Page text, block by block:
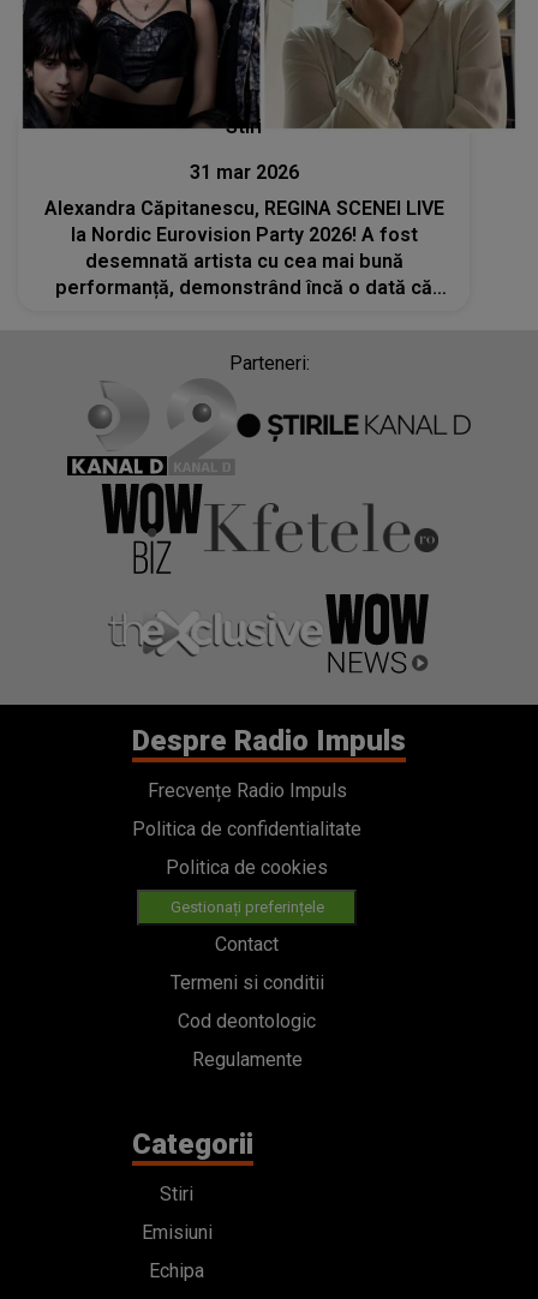
Stiri
31 mar 2026
Alexandra Căpitanescu, REGINA SCENEI LIVE
la Nordic Eurovision Party 2026! A fost
desemnată artista cu cea mai bună
performanță, demonstrând încă o dată că
cariera ei
Parteneri:
Despre Radio Impuls
Frecvențe Radio Impuls
Politica de confidentialitate
Politica de cookies
Gestionați preferințele
Contact
Termeni si conditii
Cod deontologic
Regulamente
Categorii
Stiri
Emisiuni
Echipa